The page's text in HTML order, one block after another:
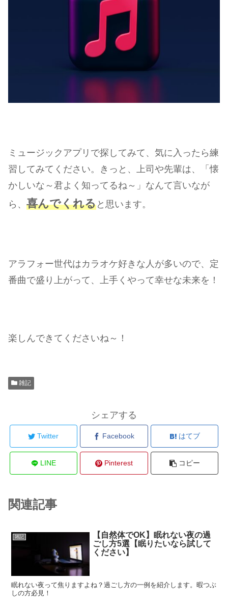
ミュージックアプリで探してみて、気に入ったら練
習してみてください。きっと、上司や先輩は、「懐
かしいな～君よく知ってるね～」なんて言いなが
ら、 喜んでくれると思います。
アラフォー世代はカラオケ好きな人が多いので、定
番曲で盛り上がって、上手くやって幸せな未来を！
楽しんできてくださいね～！
雑記
シェアする
Twitter Facebook はてブ
LINE Pinterest コピー
関連記事
雑記
【自然体でOK】眠れない夜の過
ごし方5選【眠りたいなら試して
ください】
眠れない夜って焦りますよね？過ごし方の一例を紹介します。暇つぶ
しの方必見！